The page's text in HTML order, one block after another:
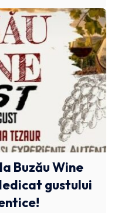
Buzău Wine
gustului